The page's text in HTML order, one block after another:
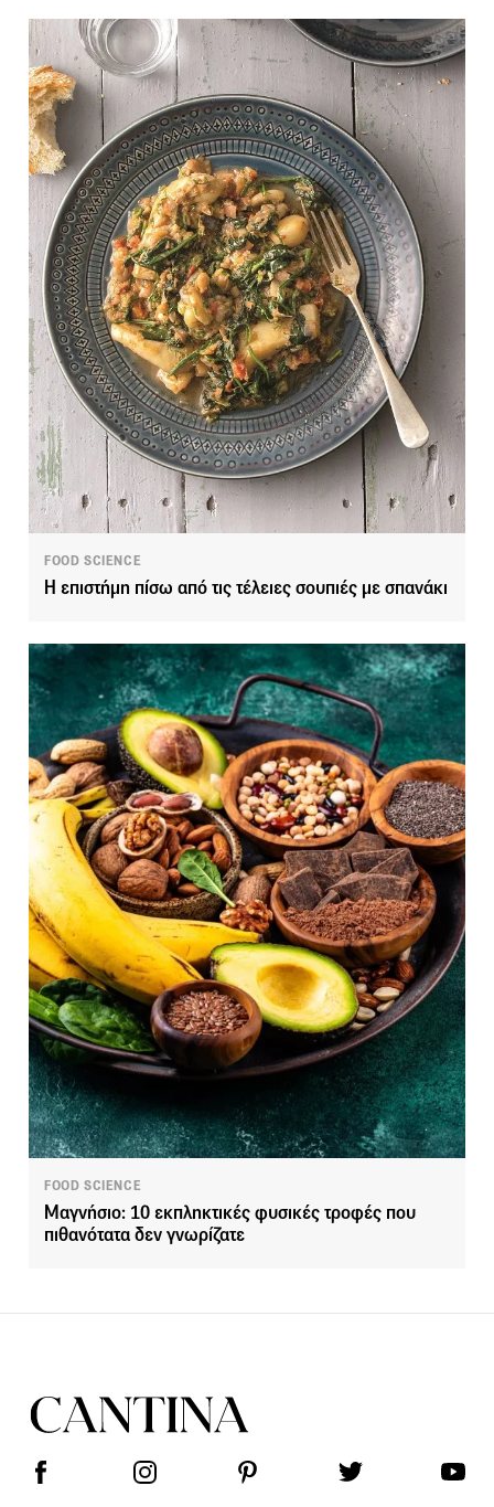
FOOD SCIENCE
Η επιστήμη πίσω από τις τέλειες σουπιές με σπανάκι
FOOD SCIENCE
Μαγνήσιο: 10 εκπληκτικές φυσικές τροφές που
πιθανότατα δεν γνωρίζατε